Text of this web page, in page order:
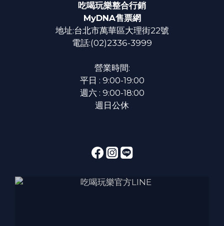
吃喝玩樂整合行銷
MyDNA售票網
地址:台北市萬華區大理街22號
電話:(02)2336-3999
營業時間:
平日 : 9:00-19:00
週六 : 9:00-18:00
週日公休